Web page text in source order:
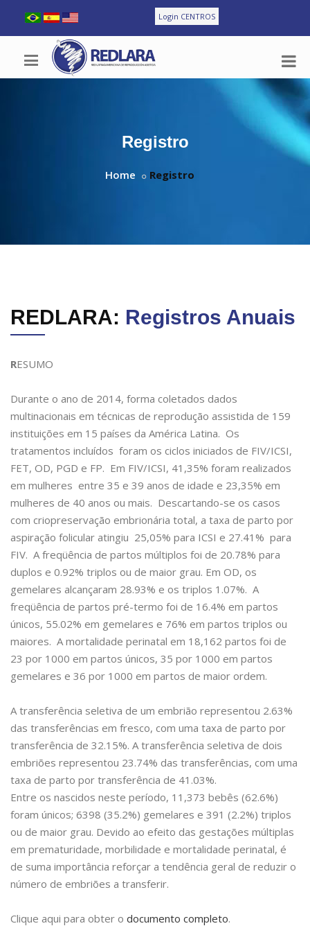
Login CENTROS
Registro
Home Registro
REDLARA: Registros Anuais
RESUMO
Durante o ano de 2014, forma coletados dados
multinacionais em técnicas de reprodução assistida de 159
instituições em 15 países da América Latina. Os
tratamentos incluídos foram os ciclos iniciados de FIV/ICSI,
FET, OD, PGD e FP. Em FIV/ICSI, 41,35% foram realizados
em mulheres entre 35 e 39 anos de idade e 23,35% em
mulheres de 40 anos ou mais. Descartando-se os casos
com criopreservação embrionária total, a taxa de parto por
aspiração folicular atingiu 25,05% para ICSI e 27.41% para
FIV. A freqüência de partos múltiplos foi de 20.78% para
duplos e 0.92% triplos ou de maior grau. Em OD, os
gemelares alcançaram 28.93% e os triplos 1.07%. A
freqüência de partos pré-termo foi de 16.4% em partos
únicos, 55.02% em gemelares e 76% em partos triplos ou
maiores. A mortalidade perinatal em 18,162 partos foi de
23 por 1000 em partos únicos, 35 por 1000 em partos
gemelares e 36 por 1000 em partos de maior ordem.
A transferência seletiva de um embrião representou 2.63%
das transferências em fresco, com uma taxa de parto por
transferência de 32.15%. A transferência seletiva de dois
embriões representou 23.74% das transferências, com uma
taxa de parto por transferência de 41.03%.
Entre os nascidos neste período, 11,373 bebês (62.6%)
foram únicos; 6398 (35.2%) gemelares e 391 (2.2%) triplos
ou de maior grau. Devido ao efeito das gestações múltiplas
em prematuridade, morbilidade e mortalidade perinatal, é
de suma importância reforçar a tendência geral de reduzir o
número de embriões a transferir.
Clique aqui para obter o documento completo.